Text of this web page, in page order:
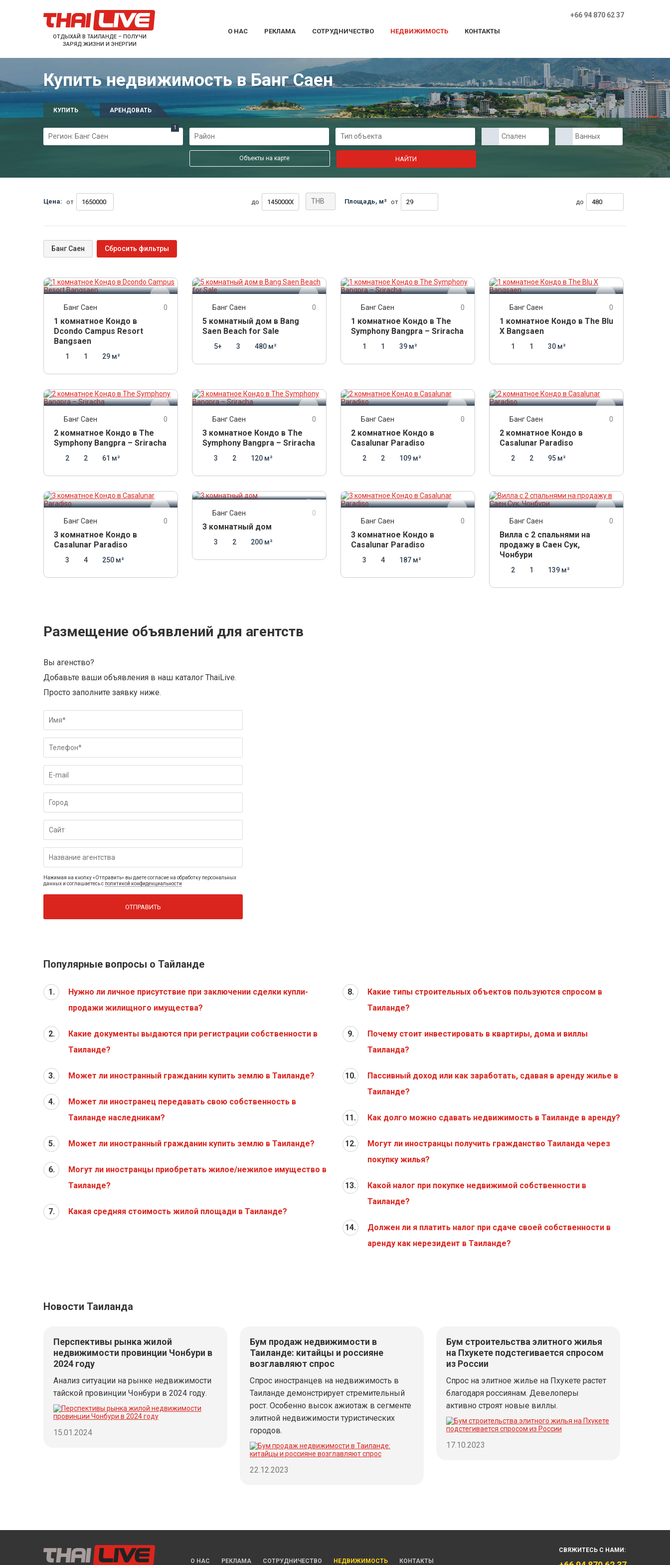
ОТДЫХАЙ В ТАИЛАНДЕ – ПОЛУЧИ
ЗАРЯД ЖИЗНИ И ЭНЕРГИИ
+66 94 870 62 37
О НАС РЕКЛАМА СОТРУДНИЧЕСТВО НЕДВИЖИМОСТЬ КОНТАКТЫ
Купить недвижимость в Банг Саен
КУПИТЬ АРЕНДОВАТЬ
Регион: Банг Саен
1
Район Тип объекта Спален Ванных
Объекты на карте
Цена: от до THB Площадь, м² от до
Банг Саен Сбросить фильтры
1 650 000
7 500THB/месяц
Банг Саен 0
1 комнатное Кондо в
Dcondo Campus Resort
Bangsaen
1 1 29 м²
13 000 000THB
Банг Саен 0
5 комнатный дом в Bang
Saen Beach for Sale
5+ 3 480 м²
2 900 000THB
Банг Саен 0
1 комнатное Кондо в The
Symphony Bangpra – Sriracha
1 1 39 м²
2 950 000THB
Банг Саен 0
1 комнатное Кондо в The Blu
X Bangsaen
1 1 30 м²
6 700 000THB
Банг Саен 0
2 комнатное Кондо в The
Symphony Bangpra – Sriracha
2 2 61 м²
11 100 000THB
Банг Саен 0
3 комнатное Кондо в The
Symphony Bangpra – Sriracha
3 2 120 м²
8 290 000THB
Банг Саен 0
2 комнатное Кондо в
Casalunar Paradiso
2 2 109 м²
8 900 000THB
Банг Саен 0
2 комнатное Кондо в
Casalunar Paradiso
2 2 95 м²
14 500 000THB
Банг Саен 0
3 комнатное Кондо в
Casalunar Paradiso
3 4 250 м²
Банг Саен 0
3 комнатный дом
3 2 200 м²
12 300 000THB
Банг Саен 0
3 комнатное Кондо в
Casalunar Paradiso
3 4 187 м²
2 000 000THB
Банг Саен 0
Вилла с 2 спальнями на
продажу в Саен Сук,
Чонбури
2 1 139 м²
Размещение объявлений для агентств
Вы агенство?
Добавьте ваши объявления в наш каталог ThaiLive.
Просто заполните заявку ниже.
Нажимая на кнопку «Отправить» вы даете согласие на обработку персональных
данных и соглашаетесь c политикой конфиденциальности
Популярные вопросы о Тайланде
1.
Нужно ли личное присутствие при заключении сделки купли-
продажи жилищного имущества?
2.
Какие документы выдаются при регистрации собственности в
Таиланде?
3. Может ли иностранный гражданин купить землю в Таиланде?
4.
Может ли иностранец передавать свою собственность в
Таиланде наследникам?
5. Может ли иностранный гражданин купить землю в Таиланде?
6.
Могут ли иностранцы приобретать жилое/нежилое имущество в
Таиланде?
7. Какая средняя стоимость жилой площади в Таиланде?
8.
Какие типы строительных объектов пользуются спросом в
Таиланде?
9.
Почему стоит инвестировать в квартиры, дома и виллы
Таиланда?
10.
Пассивный доход или как заработать, сдавая в аренду жилье в
Таиланде?
11. Как долго можно сдавать недвижимость в Таиланде в аренду?
12.
Могут ли иностранцы получить гражданство Таиланда через
покупку жилья?
13.
Какой налог при покупке недвижимой собственности в
Таиланде?
14.
Должен ли я платить налог при сдаче своей собственности в
аренду как нерезидент в Таиланде?
Новости Таиланда
Перспективы рынка жилой
недвижимости провинции Чонбури в
2024 году
Анализ ситуации на рынке недвижимости
тайской провинции Чонбури в 2024 году.
15.01.2024
Бум продаж недвижимости в
Таиланде: китайцы и россияне
возглавляют спрос
Спрос иностранцев на недвижимость в
Таиланде демонстрирует стремительный
рост. Особенно высок ажиотаж в сегменте
элитной недвижимости туристических
городов.
22.12.2023
Бум строительства элитного жилья
на Пхукете подстегивается спросом
из России
Спрос на элитное жилье на Пхукете растет
благодаря россиянам. Девелоперы
активно строят новые виллы.
17.10.2023
О НАС РЕКЛАМА СОТРУДНИЧЕСТВО НЕДВИЖИМОСТЬ КОНТАКТЫ
СВЯЖИТЕСЬ С НАМИ: